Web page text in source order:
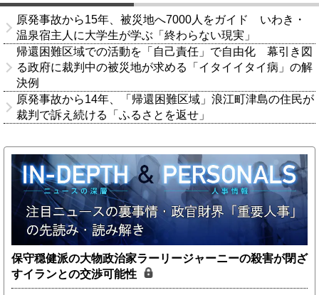
原発事故から15年、被災地へ7000人をガイド いわき・
温泉宿主人に大学生が学ぶ「終わらない現実」
帰還困難区域での活動を「自己責任」で自由化 幕引き図
る政府に裁判中の被災地が求める「イタイイタイ病」の解
決例
原発事故から14年、「帰還困難区域」浪江町津島の住民が
裁判で訴え続ける「ふるさとを返せ」
保守穏健派の大物政治家ラーリージャーニーの殺害が閉ざ
すイランとの交渉可能性